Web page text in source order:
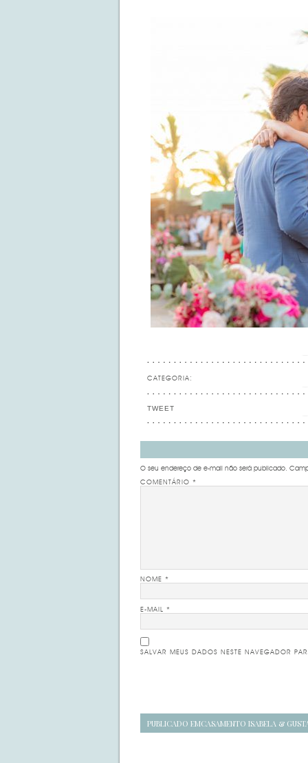
CATEGORIA:
TWEET
O seu endereço de e-mail não será publicado.
COMENTÁRIO *
NOME *
E-MAIL *
SALVAR MEUS DADOS NESTE NAVEGADOR
Navegação
PUBLICADO EMCASAMENTO ISABELA &